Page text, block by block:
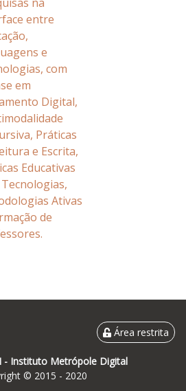
entre
e
com
em
Digital,
Práticas
e Escrita,
Educativas
Ativas
de
Área restrita
- Instituto Metrópole Digital
© 2015 - 2020